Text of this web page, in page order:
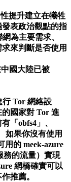
提升建立在犧牲
表政治觀點的指
為主要需求、
來判斷是否使用
中國大陸已被
行 Tor 網絡設
國家對 Tor 進
「obfs4」、
如果你沒有使用
用的 meek-azure
務的流量）實現
網橋確實可以
推薦。